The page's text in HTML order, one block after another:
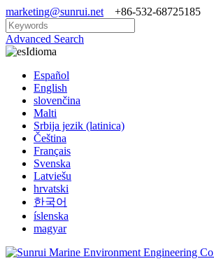
marketing@sunrui.net +86-532-68725185
Advanced Search
Idioma
Español
English
slovenčina
Malti
Srbija jezik (latinica)
Čeština
Français
Svenska
Latviešu
hrvatski
한국어
íslenska
magyar